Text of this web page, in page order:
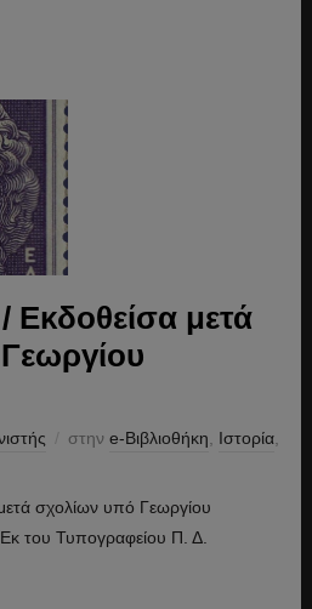
Εκδοθείσα μετά
στην e-Βιβλιοθήκη Ιστορία,
σχολίων υπό Γεωργίου
του Τυπογραφείου Π. Δ.